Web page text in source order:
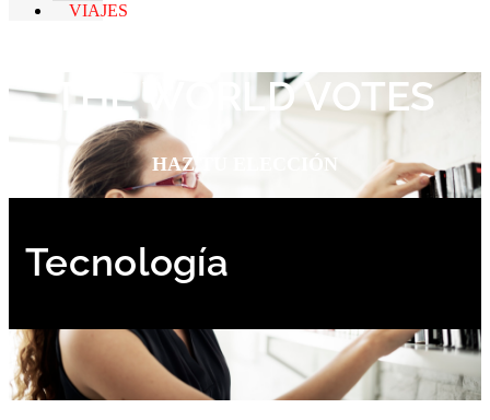
VIAJES
THE WORLD VOTES
HAZ TU ELECCIÓN
Tecnología